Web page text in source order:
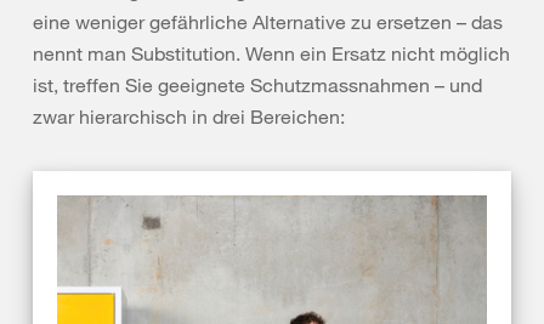
eine weniger gefährliche Alternative zu ersetzen – das
nennt man Substitution. Wenn ein Ersatz nicht möglich
ist, treffen Sie geeignete Schutzmassnahmen – und
zwar hierarchisch in drei Bereichen: